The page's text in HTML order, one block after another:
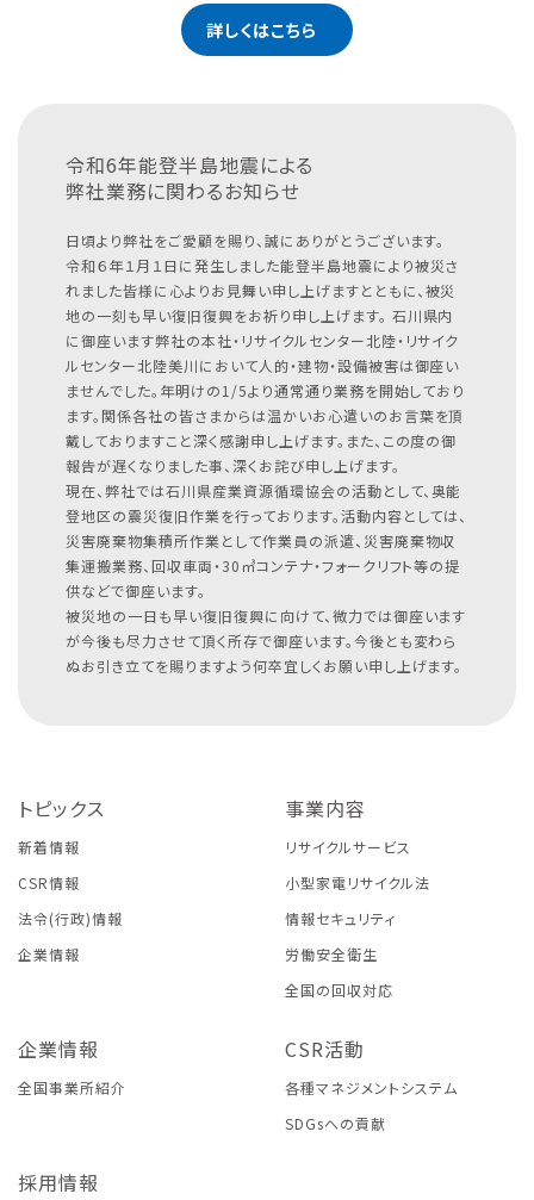
詳しくはこちら
令和6年能登半島地震による
弊社業務に関わるお知らせ
日頃より弊社をご愛顧を賜り、誠にありがとうございます。
令和６年１月１日に発生しました能登半島地震により被災さ
れました皆様に心よりお見舞い申し上げますとともに、被災
地の一刻も早い復旧復興をお祈り申し上げます。 石川県内
に御座います弊社の本社・リサイクルセンター北陸・リサイク
ルセンター北陸美川において人的・建物・設備被害は御座い
ませんでした。年明けの1/5より通常通り業務を開始しており
ます。関係各社の皆さまからは温かいお心遣いのお言葉を頂
戴しておりますこと深く感謝申し上げます。また、この度の御
報告が遅くなりました事、深くお詫び申し上げます。
現在、弊社では石川県産業資源循環協会の活動として、奥能
登地区の震災復旧作業を行っております。活動内容としては、
災害廃棄物集積所作業として作業員の派遣、災害廃棄物収
集運搬業務、回収車両・30㎥コンテナ・フォークリフト等の提
供などで御座います。
被災地の一日も早い復旧復興に向けて、微力では御座います
が今後も尽力させて頂く所存で御座います。今後とも変わら
ぬお引き立てを賜りますよう何卒宜しくお願い申し上げます。
トピックス
新着情報
CSR情報
法令(行政)情報
企業情報
事業内容
リサイクルサービス
小型家電リサイクル法
情報セキュリティ
労働安全衛生
全国の回収対応
企業情報
全国事業所紹介
CSR活動
各種マネジメントシステム
SDGsへの貢献
採用情報